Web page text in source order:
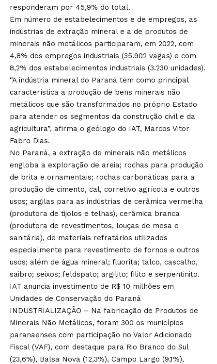
responderam por 45,9% do total.
Em número de estabelecimentos e de empregos, as
indústrias de extração mineral e a de produtos de
minerais não metálicos participaram, em 2022, com
4,8% dos empregos industriais (35.902 vagas) e com
8,2% dos estabelecimentos industriais (3.230 unidades).
“A indústria mineral do Paraná tem como principal
característica a produção de bens minerais não
metálicos que são transformados no próprio Estado
para atender os segmentos da construção civil e da
agricultura”, afirma o geólogo do IAT, Marcos Vitor
Fabro Dias.
No Paraná, a extração de minerais não metálicos
engloba a exploração de areia; rochas para produção
de brita e ornamentais; rochas carbonáticas para a
produção de cimento, cal, corretivo agrícola e outros
usos; argilas para as indústrias de cerâmica vermelha
(produtora de tijolos e telhas), cerâmica branca
(produtora de revestimentos, louças de mesa e
sanitária), de materiais refratários utilizados
especialmente para revestimento de fornos e outros
usos; além de água mineral; fluorita; talco, cascalho,
saibro; seixos; feldspato; argilito; filito e serpentinito.
IAT anuncia investimento de R$ 10 milhões em
Unidades de Conservação do Paraná
INDUSTRIALIZAÇÃO – Na fabricação de Produtos de
Minerais Não Metálicos, foram 300 os municípios
paranaenses com participação no Valor Adicionado
Fiscal (VAF), com destaque para Rio Branco do Sul
(23,6%), Balsa Nova (12,3%), Campo Largo (9,1%),